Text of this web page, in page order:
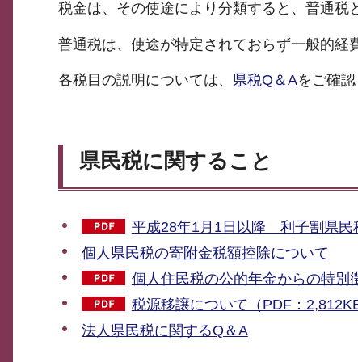
税金は、その使途により分類すると、普通税
普通税は、使途が特定されておらず一般的経
各税目の説明については、 県税Q＆Aをご確認
県民税に関すること
平成28年1月1日以降 利子割県民
個人県民税の寄附金税額控除について
個人住民税の公的年金からの特別
税源移譲について（PDF：2,812KB
法人県民税に関するQ＆A